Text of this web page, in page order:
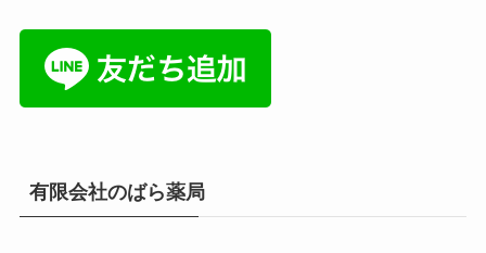
有限会社のばら薬局